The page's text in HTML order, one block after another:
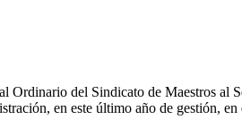
Ordinario del Sindicato de Maestros
en este último año de gestión,